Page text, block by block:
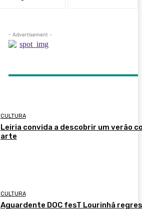
- Advertisement -
CULTURA
Leiria convida a descobrir um verão
arte
CULTURA
Aguardente DOC fesT Lourinhã